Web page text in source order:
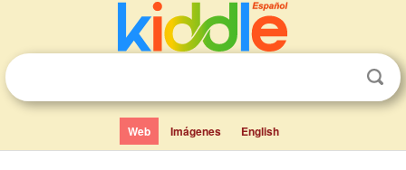
Web Imágenes English